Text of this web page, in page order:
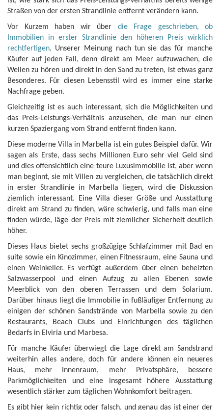
Straßen von der ersten Strandlinie entfernt verändern kann.
Vor Kurzem haben wir über die Frage geschrieben, ob
Immobilien in erster Strandlinie den höheren Preis wirklich
rechtfertigen. Unserer Meinung nach tun sie das für manche
Käufer auf jeden Fall, denn direkt am Meer aufzuwachen, die
Wellen zu hören und direkt in den Sand zu treten, ist etwas ganz
Besonderes. Für diesen Lebensstil wird es immer eine starke
Nachfrage geben.
Gleichzeitig ist es auch interessant, sich die Möglichkeiten und
das Preis-Leistungs-Verhältnis anzusehen, die man nur einen
kurzen Spaziergang vom Strand entfernt finden kann.
Diese moderne Villa in Marbella ist ein gutes Beispiel dafür. Wir
sagen als Erste, dass sechs Millionen Euro sehr viel Geld sind
und dies offensichtlich eine teure Luxusimmobilie ist, aber wenn
man beginnt, sie mit Villen zu vergleichen, die tatsächlich direkt
in erster Strandlinie in Marbella liegen, wird die Diskussion
ziemlich interessant. Eine Villa dieser Größe und Ausstattung
direkt am Strand zu finden, wäre schwierig, und falls man eine
finden würde, läge der Preis mit ziemlicher Sicherheit deutlich
höher.
Dieses Haus bietet sechs großzügige Schlafzimmer mit Bad en
suite sowie ein Kinozimmer, einen Fitnessraum, eine Sauna und
einen Weinkeller. Es verfügt außerdem über einen beheizten
Salzwasserpool und einen Aufzug zu allen Ebenen sowie
Meerblick von den oberen Terrassen und dem Solarium.
Darüber hinaus liegt die Immobilie in fußläufiger Entfernung zu
einigen der schönen Sandstrände von Marbella sowie zu den
Restaurants, Beach Clubs und Einrichtungen des täglichen
Bedarfs in Elviria und Marbesa.
Für manche Käufer überwiegt die Lage direkt am Sandstrand
weiterhin alles andere, doch für andere können ein neueres
Haus, mehr Innenraum, mehr Privatsphäre, bessere
Parkmöglichkeiten und eine insgesamt höhere Ausstattung
wesentlich stärker zum täglichen Wohnkomfort beitragen.
Es gibt hier kein richtig oder falsch, und genau das ist einer der